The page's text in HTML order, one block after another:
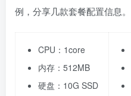
例，分享几款套餐配置信息。
CPU：1core
内存：512MB
硬盘：10G SSD